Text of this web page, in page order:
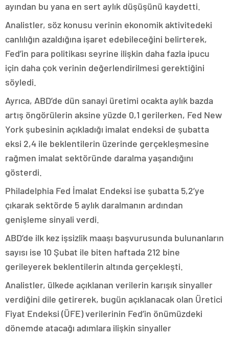
ayından bu yana en sert aylık düşüşünü kaydetti.
Analistler, söz konusu verinin ekonomik aktivitedeki
canlılığın azaldığına işaret edebileceğini belirterek,
Fed’in para politikası seyrine ilişkin daha fazla ipucu
için daha çok verinin değerlendirilmesi gerektiğini
söyledi.
Ayrıca, ABD’de dün sanayi üretimi ocakta aylık bazda
artış öngörülerin aksine yüzde 0,1 gerilerken, Fed New
York şubesinin açıkladığı imalat endeksi de şubatta
eksi 2,4 ile beklentilerin üzerinde gerçekleşmesine
rağmen imalat sektöründe daralma yaşandığını
gösterdi.
Philadelphia Fed İmalat Endeksi ise şubatta 5,2’ye
çıkarak sektörde 5 aylık daralmanın ardından
genişleme sinyali verdi.
ABD’de ilk kez işsizlik maaşı başvurusunda bulunanların
sayısı ise 10 Şubat ile biten haftada 212 bine
gerileyerek beklentilerin altında gerçekleşti.
Analistler, ülkede açıklanan verilerin karışık sinyaller
verdiğini dile getirerek, bugün açıklanacak olan Üretici
Fiyat Endeksi (ÜFE) verilerinin Fed’in önümüzdeki
dönemde atacağı adımlara ilişkin sinyaller